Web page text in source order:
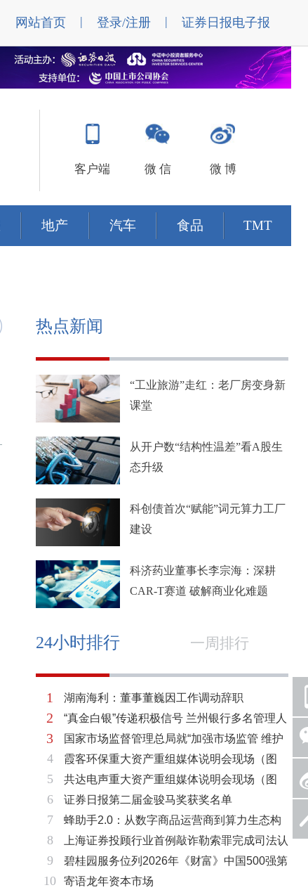
网站首页 | 登录/注册 | 证券日报电子报
客户端 微 信 微 博
地产 汽车 食品 TMT
热点新闻
“工业旅游”走红：老厂房变身新
课堂
从开户数“结构性温差”看A股生
态升级
科创债首次“赋能”词元算力工厂
建设
科济药业董事长李宗海：深耕
CAR-T赛道 破解商业化难题
24小时排行 一周排行
1
2
3
4
5
6
7
8
9
10
湖南海利：董事董巍因工作调动辞职
“真金白银”传递积极信号 兰州银行多名管理人
员拟增持公司股份不低于600万元
国家市场监督管理总局就“加强市场监管 维护
市场秩序”答记者问
霞客环保重大资产重组媒体说明会现场（图
片）
共达电声重大资产重组媒体说明会现场（图
片）
证券日报第二届金骏马奖获奖名单
蜂助手2.0：从数字商品运营商到算力生态构
建者的跃迁
上海证券投顾行业首例敲诈勒索罪完成司法认
定 司法机关重拳打击“职业索赔人”
碧桂园服务位列2026年《财富》中国500强第
321位 排名稳步上升彰显发展韧性
寄语龙年资本市场